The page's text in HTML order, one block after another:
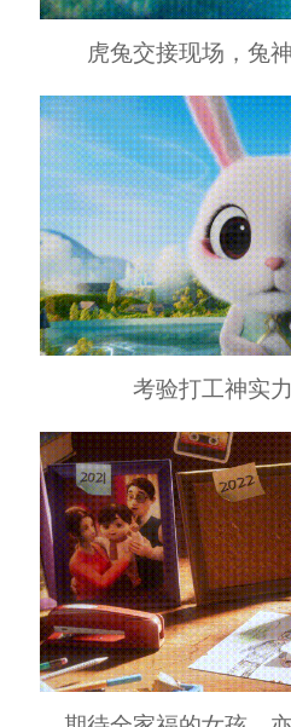
虎兔交接现场，兔
考验打工神实